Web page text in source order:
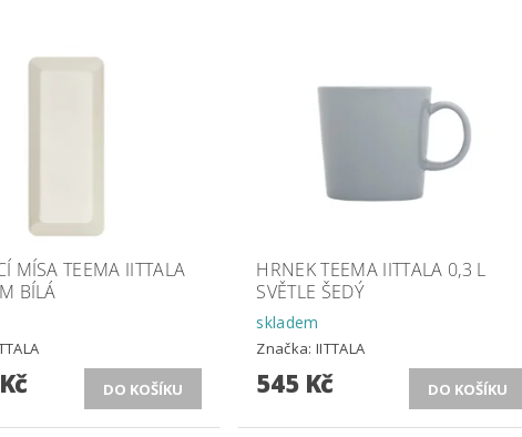
MÍSA TEEMA IITTALA
BÍLÁ
HRNEK TEEMA IITTALA 0,3 L
SVĚTLE ŠEDÝ
skladem
Značka:IITTALA
545 Kč